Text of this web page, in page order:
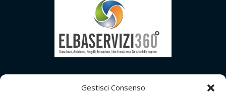
Gestisci Consenso